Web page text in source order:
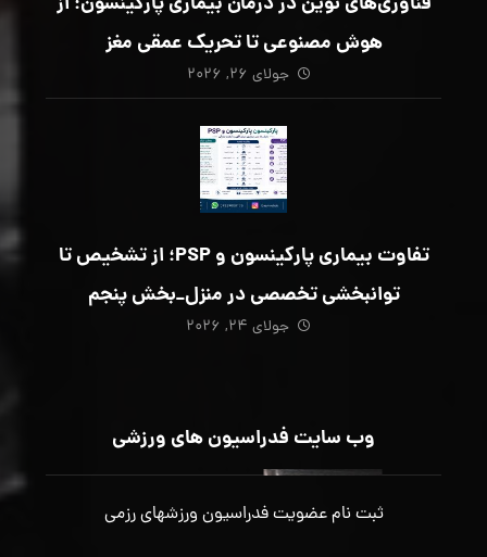
هوش مصنوعی تا تحریک عمقی مغز
جولای ۲۶, ۲۰۲۶
تفاوت بیماری پارکینسون و PSP؛ از تشخیص تا
توانبخشی تخصصی در منزل_بخش پنجم
جولای ۲۴, ۲۰۲۶
وب سایت فدراسیون های ورزشی
ثبت نام عضویت فدراسیون ورزشهای رزمی